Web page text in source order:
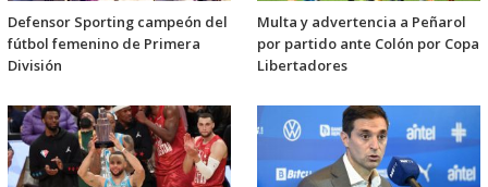
Defensor Sporting campeón del
fútbol femenino de Primera
División
Multa y advertencia a Peñarol
por partido ante Colón por Copa
Libertadores